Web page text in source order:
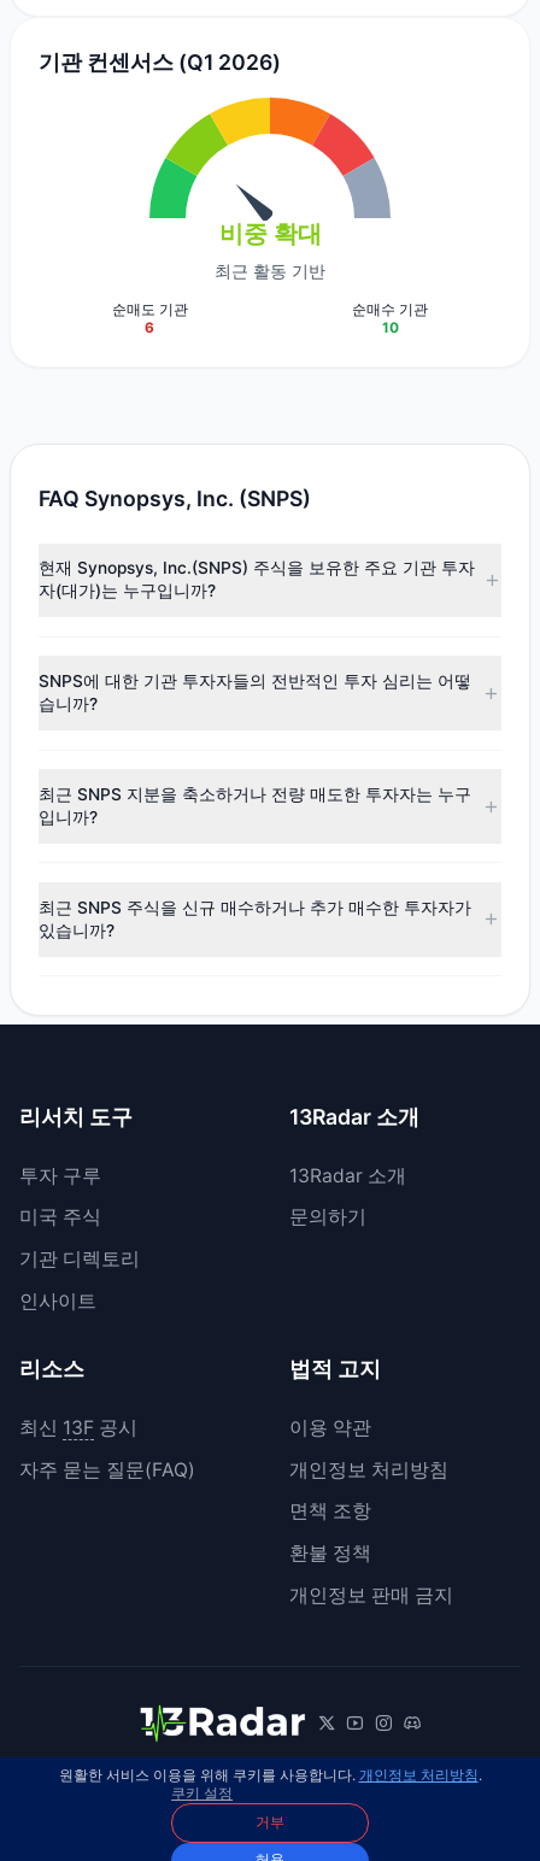
기관 컨센서스 (Q1 2026)
비중 확대
최근 활동 기반
순매도 기관
6
순매수 기관
10
FAQ Synopsys, Inc. (SNPS)
현재 Synopsys, Inc.(SNPS) 주식을 보유한 주요 기관 투자
자(대가)는 누구입니까?
Technologies (RenTech)
($1.21억),Ray Dalio ($8,260.78만)
등이 있습니다. 최신 공시 데이터에 따르면, 총 13명의 투자 대
SNPS에 대한 기관 투자자들의 전반적인 투자 심리는 어떻
습니까?
(순매수)로 나타났습니다. 해당 분기 동안 $3.76억의 자금이
순유입되었으며, 10명의 투자 대가가 비중을 확대했고, 6명이
최근 SNPS 지분을 축소하거나 전량 매도한 투자자는 누구
입니까?
3명은 SNPS 지분을 전량 매도했습니다. 총 매도 금액은 약
$2.62억입니다.
최근 SNPS 주식을 신규 매수하거나 추가 매수한 투자자가
있습니까?
매수했으며, 4명은 기존 보유량을 늘렸습니다. 총 매수 금액은
리서치 도구
투자 구루
미국 주식
기관 디렉토리
인사이트
13Radar 소개
13Radar 소개
문의하기
리소스
최신 13F공시
자주 묻는 질문(FAQ)
법적 고지
이용 약관
개인정보 처리방침
면책 조항
환불 정책
개인정보 판매 금지
© 2026 13Radar. 모든 권리 보유. 한국어
원활한 서비스 이용을 위해 쿠키를 사용합니다. 개인정보 처리방침 .
쿠키 설정
거부